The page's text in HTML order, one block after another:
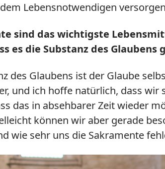
Lebensnotwendigen
sind das wichtigste
es die Substanz des Glaubens
des Glaubens ist der Glaube
und ich hoffe natürlich, dass
das in absehbarer Zeit wieder
können wir aber gerade
wie sehr uns die Sakramente